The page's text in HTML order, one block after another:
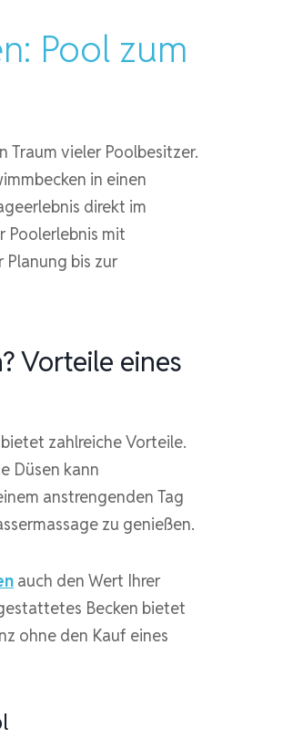
Pool zum
Traum vieler Poolbesitzer.
in einen
direkt im
Poolerlebnis mit
bis zur
Vorteile eines
zahlreiche Vorteile.
Düsen kann
anstrengenden Tag
zu genießen.
auch den Wert Ihrer
Becken bietet
ohne den Kauf eines